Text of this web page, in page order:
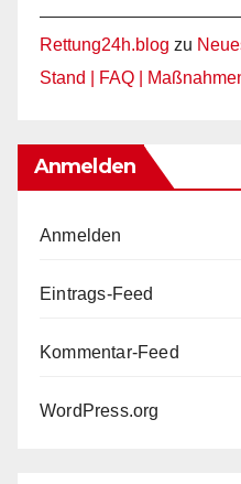
Rettung24h.blog zu
Stand | FAQ |
Anmelden
Anmelden
Eintrags-Feed
Kommentar-Feed
WordPress.org